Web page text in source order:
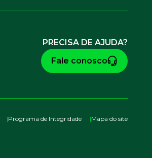
PRECISA DE AJUDA?
Fale conosco
Programa de Integridade Mapa do site